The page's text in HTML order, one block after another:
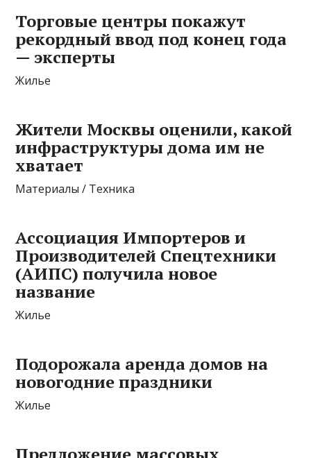
Торговые центры покажут
рекордный ввод под конец года
— эксперты
Жилье
Жители Москвы оценили, какой
инфраструктуры дома им не
хватает
Материалы / Техника
Ассоциация Импортеров и
Производителей Спецтехники
(АИПС) получила новое
название
Жилье
Подорожала аренда домов на
новогодние праздники
Жилье